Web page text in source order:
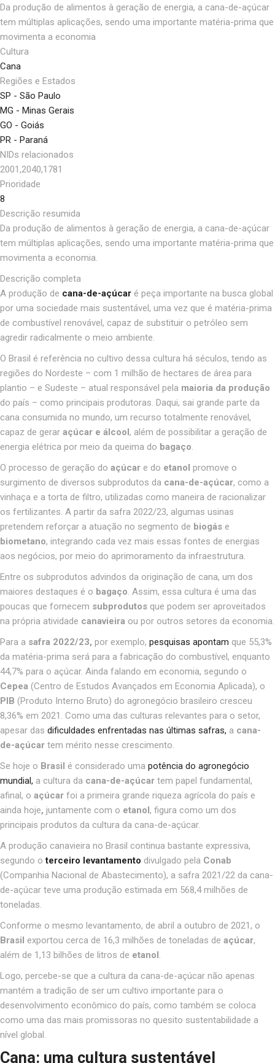
Da produção de alimentos à geração de energia, a cana-de-açúcar
tem múltiplas aplicações, sendo uma importante matéria-prima que
movimenta a economia
Cultura
Cana
Regiões e Estados
SP - São Paulo
MG - Minas Gerais
GO - Goiás
PR - Paraná
NIDs relacionados
2001,2040,1781
Prioridade
8
Descrição resumida
Da produção de alimentos à geração de energia, a cana-de-açúcar
tem múltiplas aplicações, sendo uma importante matéria-prima que
movimenta a economia.
Descrição completa
A produção de cana-de-açúcar é peça importante na busca global
por uma sociedade mais sustentável, uma vez que é matéria-prima
de combustível renovável, capaz de substituir o petróleo sem
agredir radicalmente o meio ambiente.
O Brasil é referência no cultivo dessa cultura há séculos, tendo as
regiões do Nordeste – com 1 milhão de hectares de área para
plantio – e Sudeste – atual responsável pela maioria da produção
do país – como principais produtoras. Daqui, sai grande parte da
cana consumida no mundo, um recurso totalmente renovável,
capaz de gerar açúcar e álcool, além de possibilitar a geração de
energia elétrica por meio da queima do bagaço.
O processo de geração do açúcar e do etanol promove o
surgimento de diversos subprodutos da cana-de-açúcar, como a
vinhaça e a torta de filtro, utilizadas como maneira de racionalizar
os fertilizantes. A partir da safra 2022/23, algumas usinas
pretendem reforçar a atuação no segmento de biogás e
biometano, integrando cada vez mais essas fontes de energias
aos negócios, por meio do aprimoramento da infraestrutura.
Entre os subprodutos advindos da originação de cana, um dos
maiores destaques é o bagaço. Assim, essa cultura é uma das
poucas que fornecem subprodutos que podem ser aproveitados
na própria atividade canavieira ou por outros setores da economia.
Para a safra 2022/23, por exemplo, pesquisas apontam que 55,3%
da matéria-prima será para a fabricação do combustível, enquanto
44,7% para o açúcar. Ainda falando em economia, segundo o
Cepea (Centro de Estudos Avançados em Economia Aplicada), o
PIB (Produto Interno Bruto) do agronegócio brasileiro cresceu
8,36% em 2021. Como uma das culturas relevantes para o setor,
apesar das dificuldades enfrentadas nas últimas safras, a cana-
de-açúcar tem mérito nesse crescimento.
Se hoje o Brasil é considerado uma potência do agronegócio
mundial, a cultura da cana-de-açúcar tem papel fundamental,
afinal, o açúcar foi a primeira grande riqueza agrícola do país e
ainda hoje, juntamente com o etanol, figura como um dos
principais produtos da cultura da cana-de-açúcar.
A produção canavieira no Brasil continua bastante expressiva,
segundo oterceiro levantamento divulgado pela Conab
(Companhia Nacional de Abastecimento), a safra 2021/22 da cana-
de-açúcar teve uma produção estimada em 568,4 milhões de
toneladas.
Conforme o mesmo levantamento, de abril a outubro de 2021, o
Brasil exportou cerca de 16,3 milhões de toneladas de açúcar,
além de 1,13 bilhões de litros de etanol.
Logo, percebe-se que a cultura da cana-de-açúcar não apenas
mantém a tradição de ser um cultivo importante para o
desenvolvimento econômico do país, como também se coloca
como uma das mais promissoras no quesito sustentabilidade a
nível global.
Cana: uma cultura sustentável